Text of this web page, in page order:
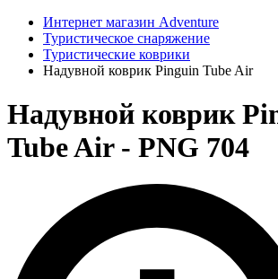
Интернет магазин Adventure
Туристическое снаряжение
Туристические коврики
Надувной коврик Pinguin Tube Air
Надувной коврик
Tube Air - PNG 704